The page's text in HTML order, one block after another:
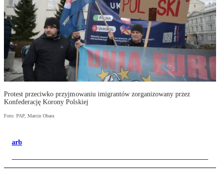
Protest przeciwko przyjmowaniu imigrantów zorganizowany przez
Konfederację Korony Polskiej
Foto: PAP, Marcin Obara
arb